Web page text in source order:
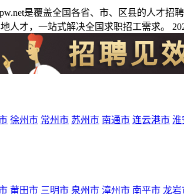
是覆盖全国各省、市、区县的人才
人才，一站式解决全国求职招工需求。
徐州市 常州市 苏州市 南通市 连云港市 淮
莆田市 三明市 泉州市 漳州市 南平市 龙岩